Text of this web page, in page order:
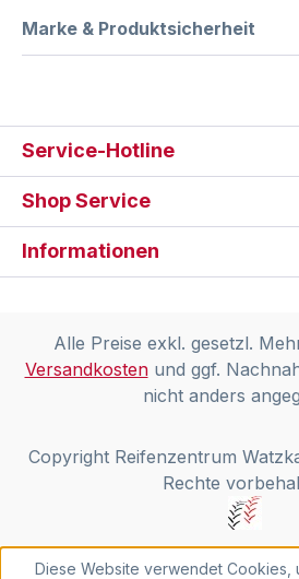
Marke & Produktsicherheit
Service-Hotline
Shop Service
Informationen
Alle Preise exkl. gesetzl.
Versandkostenund ggf.
nicht anders
Copyright Reifenzentrum
Rechte
Diese Website verwendet Cookies,